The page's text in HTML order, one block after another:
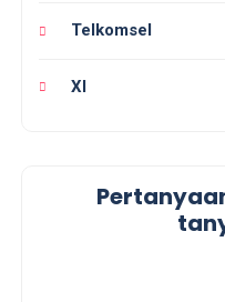
Telkomsel
Xl